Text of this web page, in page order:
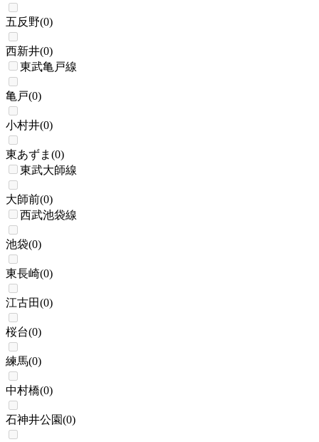
五反野(0)
西新井(0)
東武亀戸線
亀戸(0)
小村井(0)
東あずま (0)
東武大師線
大師前(0)
西武池袋線
池袋(0)
東長崎(0)
江古田(0)
桜台(0)
練馬(0)
中村橋(0)
石神井公園(0)